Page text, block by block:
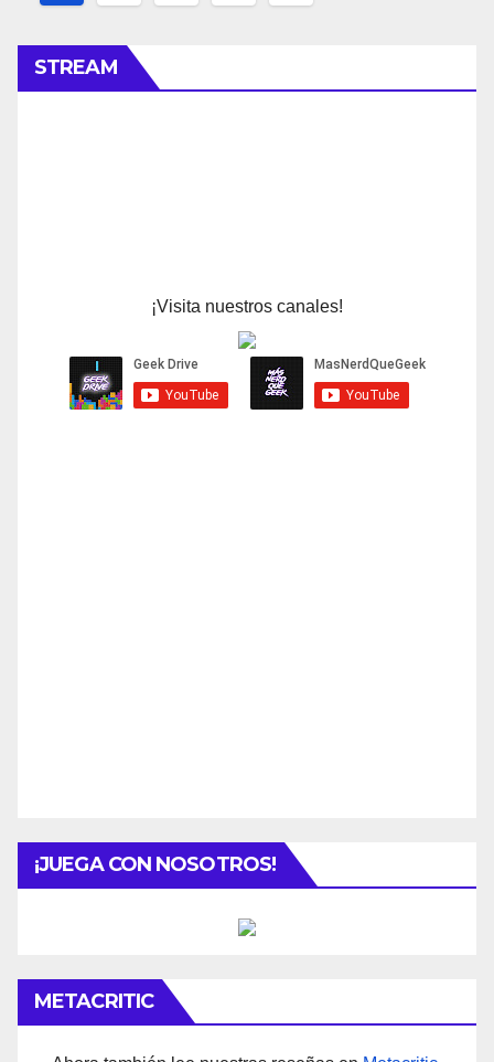
entradas
STREAM
¡Visita nuestros canales!
¡JUEGA CON NOSOTROS!
METACRITIC